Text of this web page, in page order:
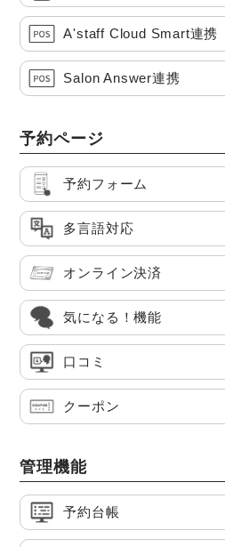
A'staff Cloud Smart連携
Salon Answer連携
予約ページ
予約フォーム
多言語対応
オンライン決済
気になる！機能
口コミ
クーポン
管理機能
予約台帳